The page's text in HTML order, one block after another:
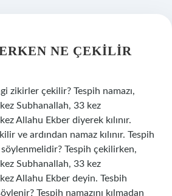
NE ÇEKILIR
zikirler çekilir? Tespih namazı,
Subhanallah, 33 kez
Allahu Ekber diyerek kılınır.
ve ardından namaz kılınır. Tespih
söylenmelidir? Tespih çekilirken,
Subhanallah, 33 kez
Allahu Ekber deyin. Tesbih
Tespih namazını kılmadan